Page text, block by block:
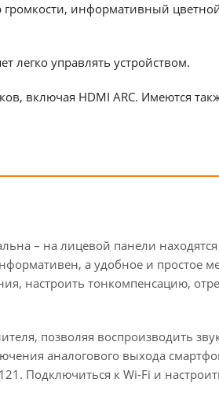
информативный
легко управлять устройством.
включая HDMI ARC. Имеются
– на лицевой панели
а удобное и простое
настроить тонкомпенсацию,
позволяя воспроизводить
аналогового выхода
Подключиться к Wi-Fi и